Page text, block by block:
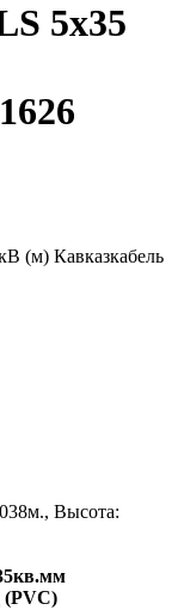
5х35
Высота:
(PVC)